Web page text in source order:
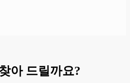
아 드릴까요?